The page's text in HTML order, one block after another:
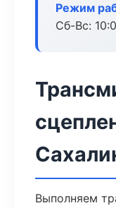
Режим
Сб-Вс:
Выполняем